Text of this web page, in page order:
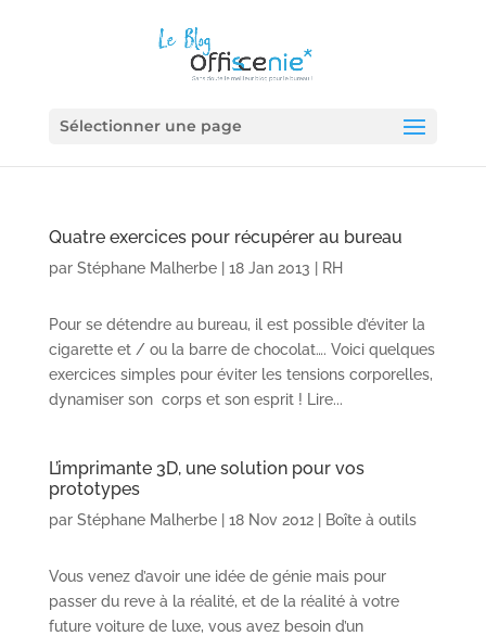
Sélectionner une page
Quatre exercices pour récupérer au bureau
par Stéphane Malherbe| 18 Jan 2013 RH
Pour se détendre au bureau, il est possible d’éviter la
cigarette et / ou la barre de chocolat…. Voici quelques
exercices simples pour éviter les tensions corporelles,
dynamiser son corps et son esprit ! Lire...
L’imprimante 3D, une solution pour vos
prototypes
par Stéphane Malherbe| 18 Nov 2012| Boîte à outils
Vous venez d’avoir une idée de génie mais pour
passer du reve à la réalité, et de la réalité à votre
future voiture de luxe, vous avez besoin d’un